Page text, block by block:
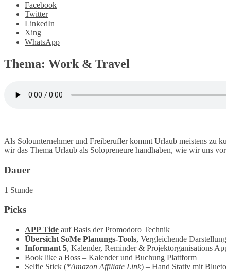
Facebook
Twitter
LinkedIn
Xing
WhatsApp
Thema: Work & Travel
Als Solounternehmer und Freiberufler kommt Urlaub meistens zu
wir das Thema Urlaub als Solopreneure handhaben, wie wir uns
Dauer
1 Stunde
Picks
APP Tide auf Basis der Promodoro Technik
Übersicht SoMe Planungs-Tools, Vergleichende
Informant 5, Kalender, Reminder & Projektorganisations
Book like a Boss – Kalender und Buchung Plattform
Selfie Stick (*Amazon Affiliate Link) – Hand Stativ mit